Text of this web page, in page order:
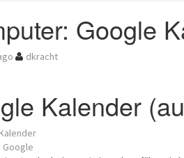
Google
dkracht
Kalender
Kalender
Google